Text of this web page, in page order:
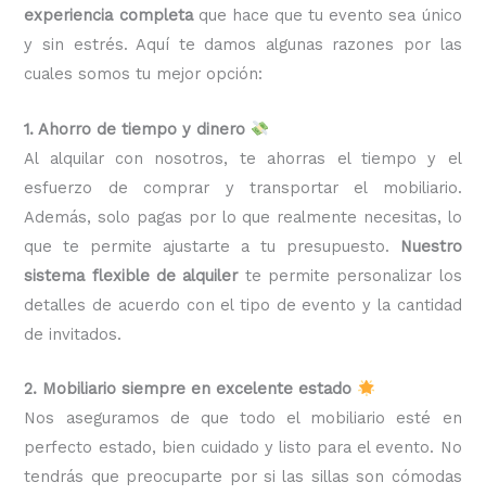
experiencia completaque hace que tu evento sea único
y sin estrés. Aquí te damos algunas razones por las
cuales somos tu mejor opción:
1. Ahorro de tiempo y dinero
Al alquilar con nosotros, te ahorras el tiempo y el
esfuerzo de comprar y transportar el mobiliario.
Además, solo pagas por lo que realmente necesitas, lo
que te permite ajustarte a tu presupuesto.
Nuestro
sistema flexible de alquilerte permite personalizar los
detalles de acuerdo con el tipo de evento y la cantidad
de invitados.
2. Mobiliario siempre en excelente estado
Nos aseguramos de que todo el mobiliario esté en
perfecto estado, bien cuidado y listo para el evento. No
tendrás que preocuparte por si las sillas son cómodas